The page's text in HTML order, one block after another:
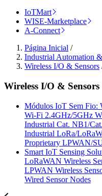
IoTMart
WISE-Marketplace
A-Connect
Página Inicial /
Industrial Automation
Wireless I/O & Sensors
Wireless I/O & Sensors
Módulos IoT Sem Fio:
Wi-Fi 2.4GHz/5GHz
Industrial Cat. NB1/
Industrial LoRa/
Proprietary LPWAN/
Smart IoT Sensing
LoRaWAN Wireless
LPWAN Wireless
Wired Sensor Nodes